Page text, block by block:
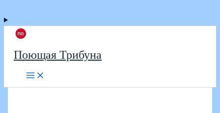
Поющая Трибуна